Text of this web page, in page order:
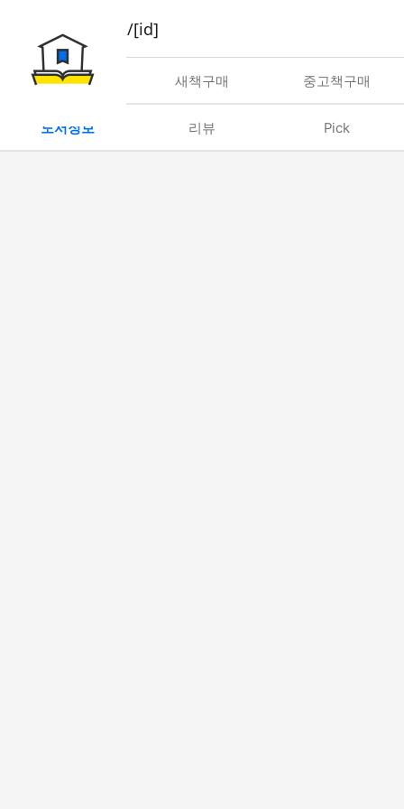
book/rent/[id]
대여 새책구매 중고책구매
도서정보 리뷰 Pick